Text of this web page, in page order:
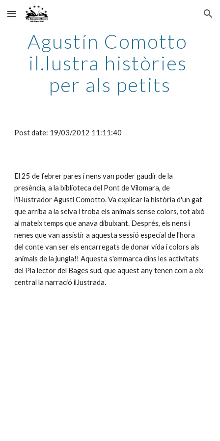
Skip to main content Skip to navigation
Agustín Comotto
il.lustra històries
per als petits
Post date: 19/03/2012 11:11:40
El 25 de febrer pares i nens van poder gaudir de la
presència, a la biblioteca del Pont de Vilomara, de
l'il·lustrador Agustí Comotto. Va explicar la història d'un gat
que arriba a la selva i troba els animals sense colors, tot això
al mateix temps que anava dibuixant. Després, els nens i
nenes que van assistir a aquesta sessió especial de l'hora
del conte van ser els encarregats de donar vida i colors als
animals de la jungla!! Aquesta s'emmarca dins les activitats
del Pla lector del Bages sud, que aquest any tenen com a eix
central la narració il.lustrada.